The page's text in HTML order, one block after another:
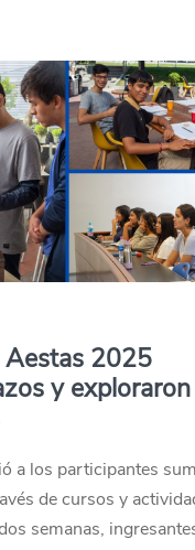
Aestas 2025
y
a los participantes
de cursos y
semanas,